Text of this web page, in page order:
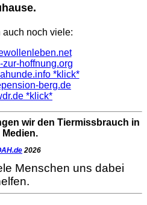
auch noch viele:
hoffnung.org
*klick*
berg.de
*klick*
wir den Tiermissbrauch in
Medien.
2026
Menschen uns dabei